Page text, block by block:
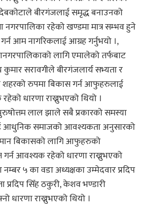
देबकोटाले बीरगंजलाई समृद्ध बनाउनको
नगरपालिका रहेको खण्डमा मात्र सम्भव हुने
आम नागरिकलाई आग्रह गर्नुभयो ।,
लागि एमालेको तर्फबाट
सरावगीले बीरगंजलार्य सभ्यता र
रुपमा बिकास गर्न आफुहरुलाई
धारणा राख्नुभएको थियो ।
लाल झाले सबै प्रकारको समस्या
आधुनिक समाजको आवश्यकता अनुसारको
बिकासको लागि आफुहरुको
गर्न आवश्यक रहेको धारणा राख्नुभएको
नम्बर ५ का वडा अध्यक्षका उम्मेदवार प्रदिप
प्रदिप सिँह ठकुरी, केशव भण्डारी
राख्नुभएको थियो ।